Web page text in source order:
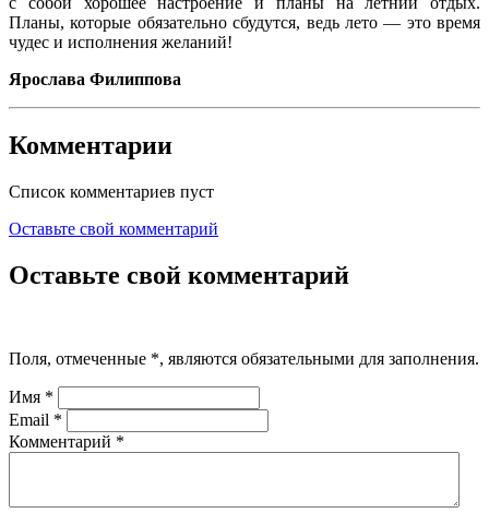
Планы, которые обязательно сбудутся, ведь лето — это время
чудес и исполнения желаний!
Ярослава Филиппова
Комментарии
Список комментариев пуст
Оставьте свой комментарий
Оставьте свой комментарий
Поля, отмеченные *, являются обязательными для заполнения.
Имя *
Email *
Комментарий *